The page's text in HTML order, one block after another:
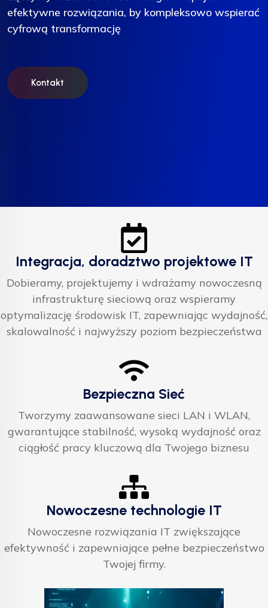
efektywne rozwiązania, by kompleksowo wspierać
cyfrową transformację
Kontakt
efektywne rozwiązania, by kompleksowo wspierać
cyfrową transformację
Kontakt
efektywne rozwiązania, by kompleksowo wspierać
cyfrową transformację
Kontakt
Integracja, doradztwo projektowe IT
Dobieramy, projektujemy i wdrażamy nowoczesną
infrastrukturę sieciową oraz wspieramy
optymalizację środowisk IT, zapewniając wydajność,
skalowalność i najwyższy poziom bezpieczeństwa
Bezpieczna Sieć
Tworzymy zaawansowane sieci LAN i WLAN,
gwarantujące stabilność, wysoką wydajność oraz
ciągłość pracy kluczową dla Twojego biznesu
Nowoczesne technologie IT
Nowoczesne rozwiązania IT zwiększające
efektywność i zapewniające pełne bezpieczeństwo
Twojej firmy.